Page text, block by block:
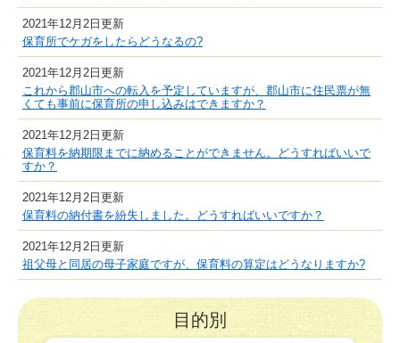
2021年12月2日更新
保育所でケガをしたらどうなるの?
2021年12月2日更新
これから郡山市への転入を予定していますが、郡山市に住民票が無
くても事前に保育所の申し込みはできますか？
2021年12月2日更新
保育料を納期限までに納めることができません。どうすればいいで
すか？
2021年12月2日更新
保育料の納付書を紛失しました。どうすればいいですか？
2021年12月2日更新
祖父母と同居の母子家庭ですが、保育料の算定はどうなりますか?
目的別